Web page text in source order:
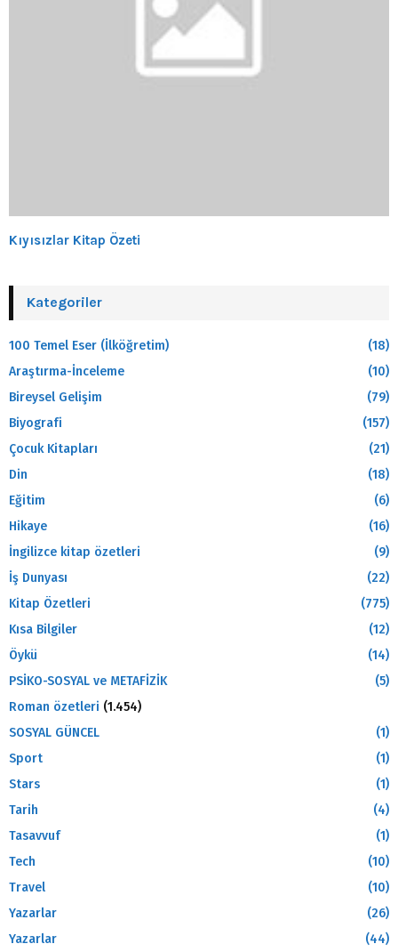
Kıyısızlar Kitap Özeti
Kategoriler
100 Temel Eser (İlköğretim)
(18)
Araştırma-İnceleme
(10)
Bireysel Gelişim
(79)
Biyografi
(157)
Çocuk Kitapları
(21)
Din
(18)
Eğitim
(6)
Hikaye
(16)
İngilizce kitap özetleri
(9)
İş Dunyası
(22)
Kitap Özetleri
(775)
Kısa Bilgiler
(12)
Öykü
(14)
PSİKO-SOSYAL ve METAFİZİK
(5)
Roman özetleri (1.454)
SOSYAL GÜNCEL
(1)
Sport
(1)
Stars
(1)
Tarih
(4)
Tasavvuf
(1)
Tech
(10)
Travel
(10)
Yazarlar
(26)
Yazarlar
(44)